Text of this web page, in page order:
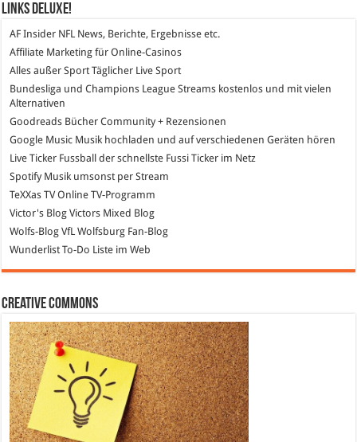
Links DeLuXe!
AF Insider NFL News, Berichte, Ergebnisse etc.
Affiliate Marketing für Online-Casinos
Alles außer Sport Täglicher Live Sport
Bundesliga und Champions League Streams kostenlos und mit vielen
Alternativen
Goodreads Bücher Community + Rezensionen
Google Music Musik hochladen und auf verschiedenen Geräten hören
Live Ticker Fussball der schnellste Fussi Ticker im Netz
SpotifyMusik umsonst per Stream
TeXXas TVOnline TV-Programm
Victor's Blog Victors Mixed Blog
Wolfs-Blog VfL Wolfsburg Fan-Blog
Wunderlist To-Do Liste im Web
Creative Commons